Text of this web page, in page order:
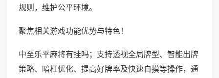
规则，维护公平环境。
聚焦相关游戏功能优势与特色！
中至乐平麻将有挂吗；支持透视全局牌型、智能出牌
策略、暗杠优化、提高好牌率及快速自摸等操作，通